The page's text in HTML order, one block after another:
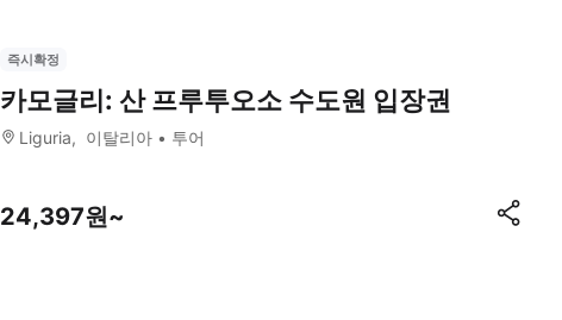
즉시확정
카모글리: 산 프루투오소 수도원 입장권
Liguria 이탈리아 투어
24,397원~